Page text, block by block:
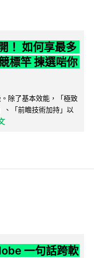
！ 如何享最多
標竿 揀選啱你
除了基本效能，「極致
、「前瞻技術加持」以
一句話跨軟